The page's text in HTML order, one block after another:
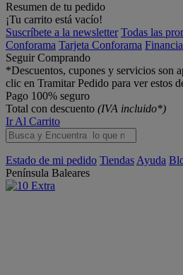
Resumen de tu pedido
¡Tu carrito está vacío!
Suscríbete a la newsletter Todas las
Conforama Tarjeta Conforama
Seguir Comprando
*Descuentos, cupones y servicios son
clic en Tramitar Pedido para ver estos
Pago 100% seguro
Total con descuento (IVA incluido*)
Ir Al Carrito
Estado de mi pedido Tiendas Ayuda
Península Baleares